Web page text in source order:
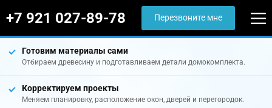
+7 921 027-89-78 Перезвоните мне
Готовим материалы сами
Отбираем древесину и подготавливаем детали домокомплекта.
Корректируем проекты
Меняем планировку, расположение окон, дверей и перегородок.